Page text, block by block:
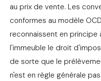
au prix de vente. Les
conformes au modèle
reconnaissent en principe
l'immeuble le droit
de sorte que le
n'est en règle générale